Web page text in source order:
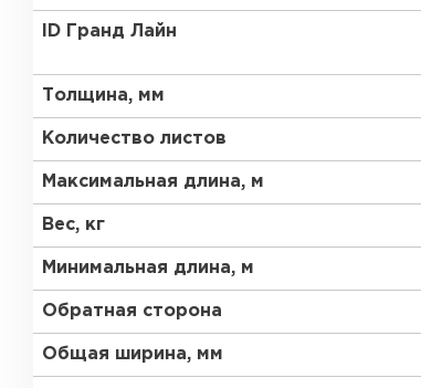
ID Гранд Лайн
Толщина, мм
Количество листов
Максимальная длина, м
Вес, кг
Минимальная длина, м
Обратная сторона
Общая ширина, мм